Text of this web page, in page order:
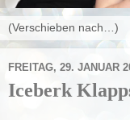
FREITAG, 29. JANUAR
Iceberk